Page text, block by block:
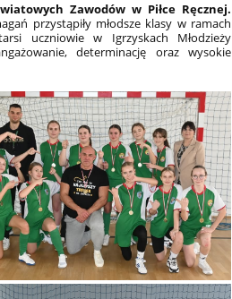
Zawodów w Piłce Ręcznej.
przystąpiły młodsze klasy w ramach
uczniowie w Igrzyskach Młodzieży
determinację oraz wysokie